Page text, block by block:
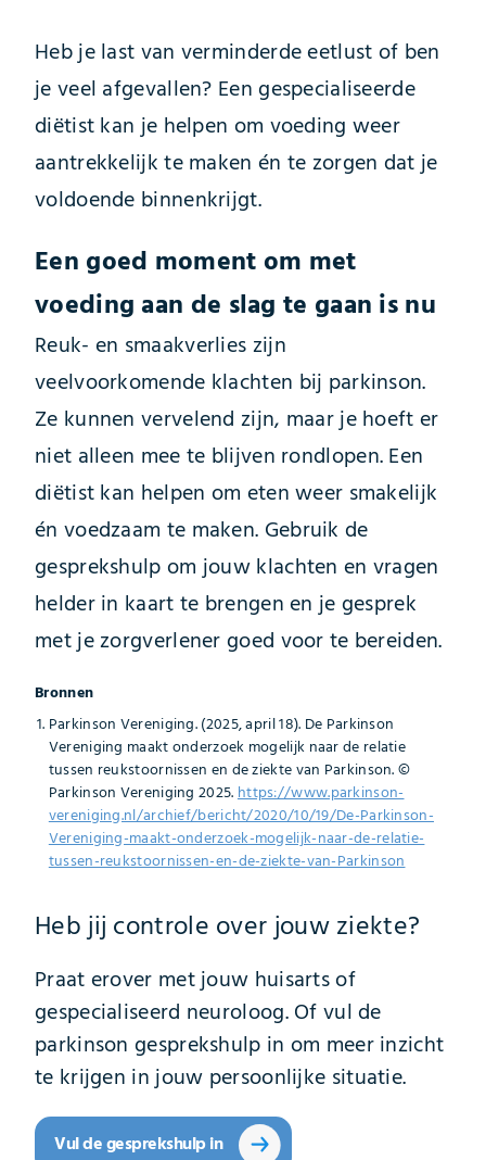
Heb je last van verminderde eetlust of ben
je veel afgevallen? Een gespecialiseerde
diëtist kan je helpen om voeding weer
aantrekkelijk te maken én te zorgen dat je
voldoende binnenkrijgt.
Een goed moment om met
voeding aan de slag te gaan is nu
Reuk- en smaakverlies zijn
veelvoorkomende klachten bij parkinson.
Ze kunnen vervelend zijn, maar je hoeft er
niet alleen mee te blijven rondlopen. Een
diëtist kan helpen om eten weer smakelijk
én voedzaam te maken. Gebruik de
gesprekshulp om jouw klachten en vragen
helder in kaart te brengen en je gesprek
met je zorgverlener goed voor te bereiden.
Bronnen
Parkinson Vereniging. (2025, april 18). De Parkinson
Vereniging maakt onderzoek mogelijk naar de relatie
tussen reukstoornissen en de ziekte van Parkinson. ©
Parkinson Vereniging 2025.https://www.parkinson-
vereniging.nl/archief/bericht/2020/10/19/De-Parkinson-
Vereniging-maakt-onderzoek-mogelijk-naar-de-relatie-
tussen-reukstoornissen-en-de-ziekte-van-Parkinson
Heb jij controle over jouw ziekte?
Praat erover met jouw huisarts of
gespecialiseerd neuroloog. Of vul de
parkinson gesprekshulp in om meer inzicht
te krijgen in jouw persoonlijke situatie.
Vul de gesprekshulp in